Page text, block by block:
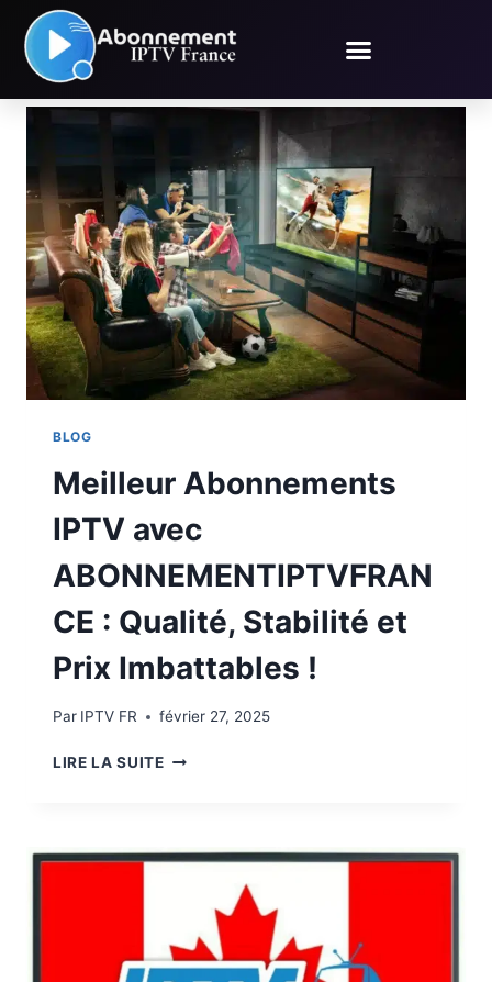
Blog
BLOG
Meilleur Abonnements
IPTV avec
ABONNEMENTIPTVFRAN
CE : Qualité, Stabilité et
Prix Imbattables !
Par IPTV FR février 27, 2025
LIRE LA SUITE